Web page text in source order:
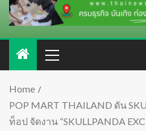
Home
POP MART THAILAND ดัน
ท็อป จัดงาน “SKULLPANDA